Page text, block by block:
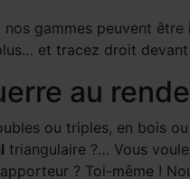
gammes peuvent
et tracez droit devant
au
ou triples, en bois
triangulaire ?… Vous
? Toi-même !